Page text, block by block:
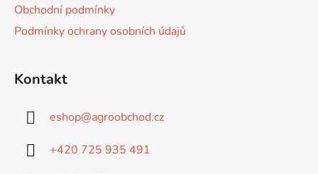
Obchodní podmínky
Podmínky ochrany osobních údajů
Kontakt
eshop@agroobchod.cz
+420 725 935 491